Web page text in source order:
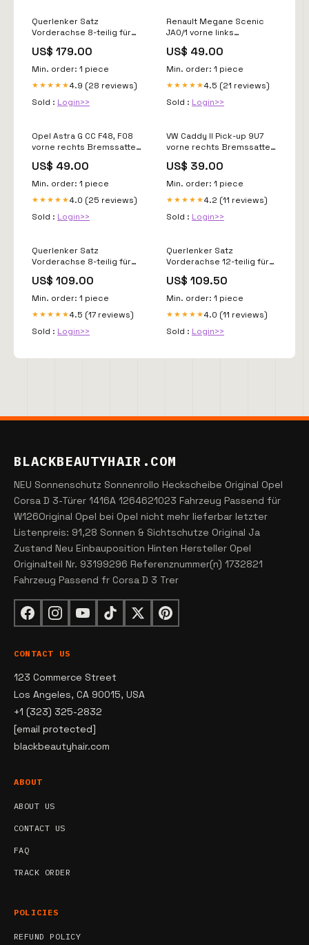
Querlenker Satz
Vorderachse 8-teilig für
kardanwellen
US$ 179.00
Min. order: 1 piece
★★★★★4.9 (28 reviews)
Sold : Login>>
Renault Megane Scenic
JA0/1 vorne links
Sattel Faustsattel peugeot
US$ 49.00
Min. order: 1 piece
★★★★★4.5 (21 reviews)
Sold : Login>>
Opel Astra G CC F48, F08
vorne rechts Bremssattel
nissan
US$ 49.00
Min. order: 1 piece
★★★★★4.0 (25 reviews)
Sold : Login>>
VW Caddy II Pick-up 9U7
vorne rechts Bremssattel
vauxhall
US$ 39.00
Min. order: 1 piece
★★★★★4.2 (11 reviews)
Sold : Login>>
Querlenker Satz
Vorderachse 8-teilig für
US$ 109.00
Min. order: 1 piece
★★★★★4.5 (17 reviews)
Sold : Login>>
Querlenker Satz
Vorderachse 12-teilig für
federbalg
US$ 109.50
Min. order: 1 piece
★★★★★4.0 (11 reviews)
Sold : Login>>
BLACKBEAUTYHAIR.COM
NEU Sonnenschutz Sonnenrollo Heckscheibe Original Opel
Corsa D 3-Türer 1416A 1264621023 Fahrzeug Passend für
W126Original Opel bei Opel nicht mehr lieferbar letzter
Listenpreis: 91,28 Sonnen & Sichtschutze Original Ja
Zustand Neu Einbauposition Hinten Hersteller Opel
Originalteil Nr. 93199296 Referenznummer(n) 1732821
Fahrzeug Passend fr Corsa D 3 Trer
CONTACT US
123 Commerce Street
Los Angeles, CA 90015, USA
+1 (323) 325-2832
[email protected]
blackbeautyhair.com
ABOUT
ABOUT US
CONTACT US
FAQ
TRACK ORDER
POLICIES
REFUND POLICY